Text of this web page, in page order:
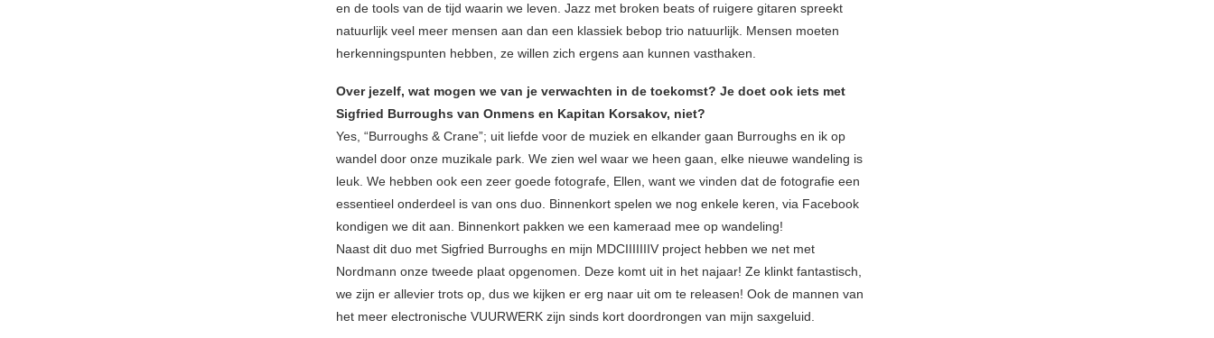
en de tools van de tijd waarin we leven. Jazz met broken beats of ruigere gitaren spreekt
natuurlijk veel meer mensen aan dan een klassiek bebop trio natuurlijk. Mensen moeten
herkenningspunten hebben, ze willen zich ergens aan kunnen vasthaken.
Over jezelf, wat mogen we van je verwachten in de toekomst? Je doet ook iets met
Sigfried Burroughs van Onmens en Kapitan Korsakov, niet?
Yes, “Burroughs & Crane”; uit liefde voor de muziek en elkander gaan Burroughs en ik op
wandel door onze muzikale park. We zien wel waar we heen gaan, elke nieuwe wandeling is
leuk. We hebben ook een zeer goede fotografe, Ellen, want we vinden dat de fotografie een
essentieel onderdeel is van ons duo. Binnenkort spelen we nog enkele keren, via Facebook
kondigen we dit aan. Binnenkort pakken we een kameraad mee op wandeling!
Naast dit duo met Sigfried Burroughs en mijn MDCIIIIIIIV project hebben we net met
Nordmann onze tweede plaat opgenomen. Deze komt uit in het najaar! Ze klinkt fantastisch,
we zijn er allevier trots op, dus we kijken er erg naar uit om te releasen! Ook de mannen van
het meer electronische VUURWERK zijn sinds kort doordrongen van mijn saxgeluid.